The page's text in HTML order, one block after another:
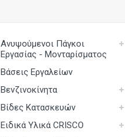
Ειδικά Υλικά CRISCO
Εξαρτήματα - Υλικά Εργαλείων
Επαλειπτικά Κόλλας
Ανυψούμενοι Πάγκοι
Εργασίας - Μονταρίσματος
Βάσεις Εργαλείων
Βενζινοκίνητα
Βίδες Κατασκευών
Ειδικά Υλικά CRISCO